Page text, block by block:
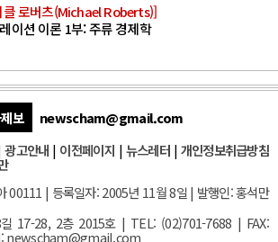
클 로버츠(Michael Roberts)]
이션 이론 1부: 주류 경제학
보
newscham@gmail.com
광고안내 | 이전페이지 | 뉴스레터| 개인정보취급방침
00111 | 등록일자: 2005년 11월 8일 | 발행인: 홍석만
17-28, 2층 2015호| TEL: (02)701-7688 | FAX:
newscham@gmail.com